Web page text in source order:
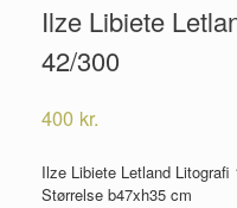
Ilze Libiete
42/300
400 kr.
Ilze Libiete Letland Litografi
Størrelse b47xh35 cm